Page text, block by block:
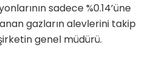
sadece %0.14’üne
gazların alevlerini takip
genel müdürü.